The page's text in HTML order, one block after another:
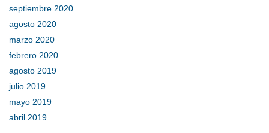
septiembre 2020
agosto 2020
marzo 2020
febrero 2020
agosto 2019
julio 2019
mayo 2019
abril 2019